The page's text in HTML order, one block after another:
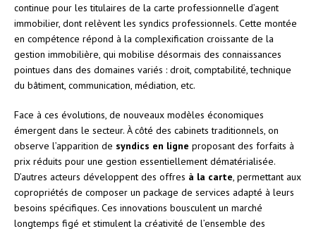
continue pour les titulaires de la carte professionnelle d’agent
immobilier, dont relèvent les syndics professionnels. Cette montée
en compétence répond à la complexification croissante de la
gestion immobilière, qui mobilise désormais des connaissances
pointues dans des domaines variés : droit, comptabilité, technique
du bâtiment, communication, médiation, etc.
Face à ces évolutions, de nouveaux modèles économiques
émergent dans le secteur. À côté des cabinets traditionnels, on
observe l’apparition de syndics en ligne proposant des forfaits à
prix réduits pour une gestion essentiellement dématérialisée.
D’autres acteurs développent des offres à la carte , permettant aux
copropriétés de composer un package de services adapté à leurs
besoins spécifiques. Ces innovations bousculent un marché
longtemps figé et stimulent la créativité de l’ensemble des